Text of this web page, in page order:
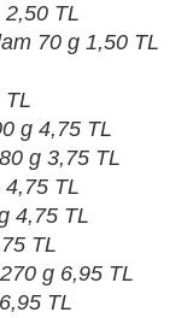
TL
70 g 1,50 TL
TL
g 4,75 TL
g 3,75 TL
4,75 TL
4,75 TL
TL
g 6,95 TL
TL